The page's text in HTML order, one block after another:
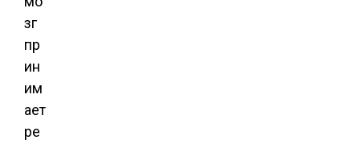
зг
пр
ин
им
ает
ре